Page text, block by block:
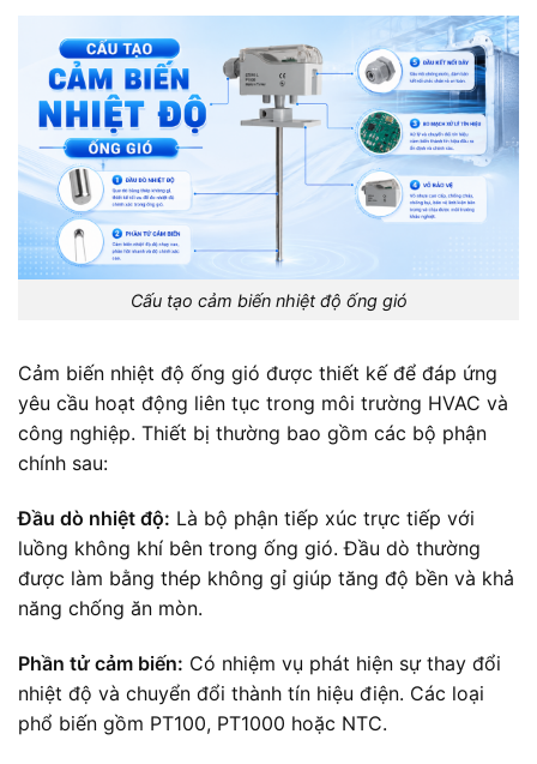
Cấu tạo cảm biến nhiệt độ ống gió
Cảm biến nhiệt độ ống gió được thiết kế để đáp ứng
yêu cầu hoạt động liên tục trong môi trường HVAC và
công nghiệp. Thiết bị thường bao gồm các bộ phận
chính sau:
Đầu dò nhiệt độ: Là bộ phận tiếp xúc trực tiếp với
luồng không khí bên trong ống gió. Đầu dò thường
được làm bằng thép không gỉ giúp tăng độ bền và khả
năng chống ăn mòn.
Phần tử cảm biến: Có nhiệm vụ phát hiện sự thay đổi
nhiệt độ và chuyển đổi thành tín hiệu điện. Các loại
phổ biến gồm PT100, PT1000 hoặc NTC.